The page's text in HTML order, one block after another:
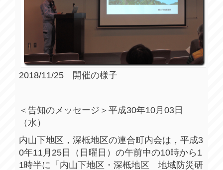
2018/11/25 開催の様子
＜告知のメッセージ＞平成30年10月03日
（水）
内山下地区，深柢地区の連合町内会は，平成3
0年11月25日（日曜日）の午前中の10時から1
1時半に「内山下地区・深柢地区 地域防災研